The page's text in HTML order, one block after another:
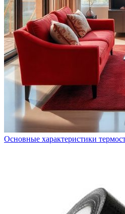
Основные характеристики